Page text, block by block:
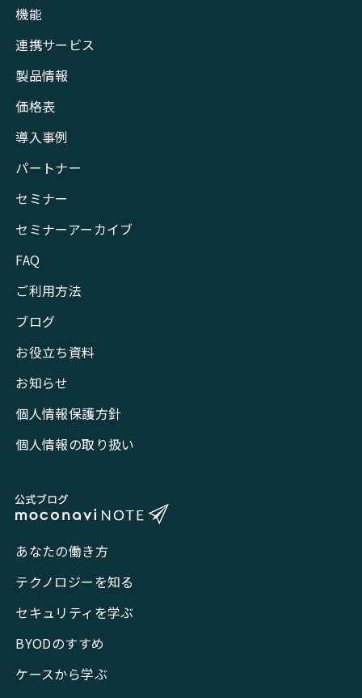
機能
連携サービス
製品情報
価格表
導入事例
パートナー
セミナー
セミナーアーカイブ
FAQ
ご利用方法
ブログ
お役立ち資料
お知らせ
個人情報保護方針
個人情報の取り扱い
あなたの働き方
テクノロジーを知る
セキュリティを学ぶ
BYODのすすめ
ケースから学ぶ